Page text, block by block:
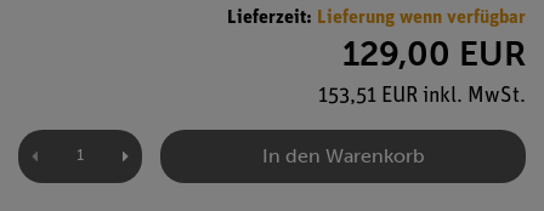
Lieferzeit: Lieferung wenn verfügbar
129,00 EUR
153,51 EUR inkl. MwSt.
In den Warenkorb